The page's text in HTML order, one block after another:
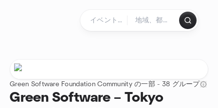
Green Software Foundation Community の一部 - 38 グループ
Green Software – Tokyo